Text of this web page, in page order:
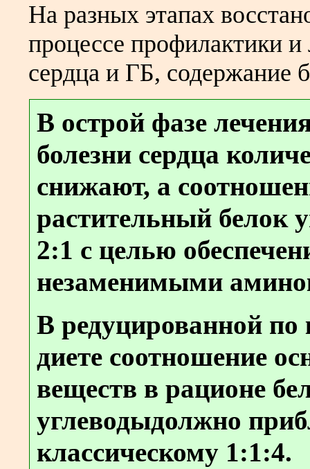
На разных этапах
процессе профилактики
сердца и ГБ, содержание
В острой фазе
болезни сердца
снижают, а
растительный белок
2:1 с целью
незаменимыми
В редуцированной по
диете соотношение
веществ в рационе
углеводыдолжно
классическому 1:1:4.